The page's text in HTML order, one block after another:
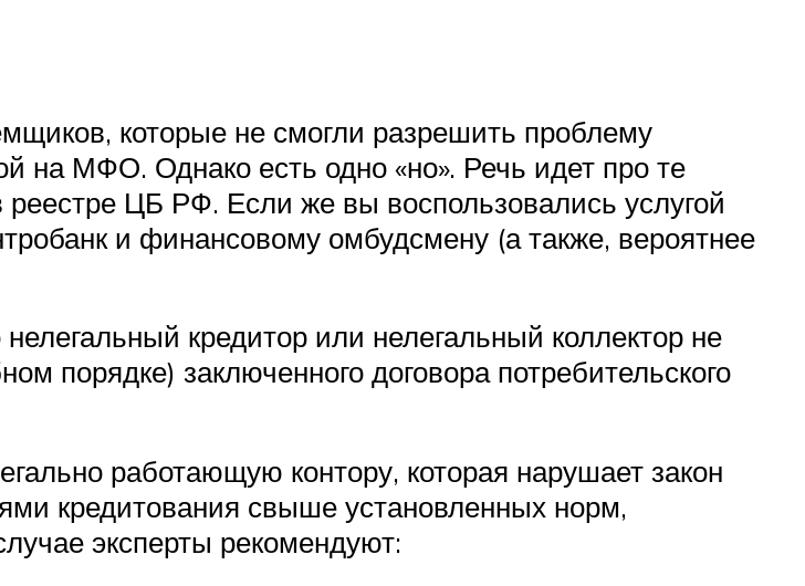
которые не смогли разрешить проблему
на МФО. Однако есть одно «но». Речь идет про те
ЦБ РФ. Если же вы воспользовались услугой
и финансовому омбудсмену (а также, вероятнее
кредитор или нелегальный коллектор не
порядке) заключенного договора потребительского
работающую контору, которая нарушает закон
кредитования свыше установленных норм,
эксперты рекомендуют: